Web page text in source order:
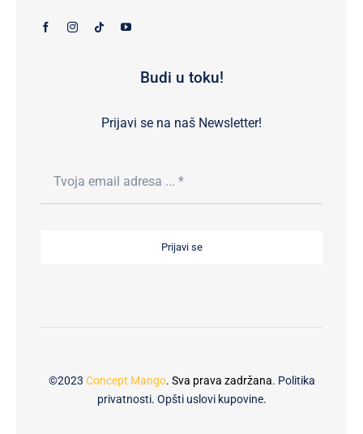
Budi u toku!
Prijavi se na naš Newsletter!
Prijavi se
©2023 Concept Mango. Sva prava zadržana. Politika
privatnosti. Opšti uslovi kupovine.